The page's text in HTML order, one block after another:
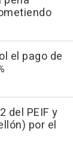
el pago de
del PEIF y
por el